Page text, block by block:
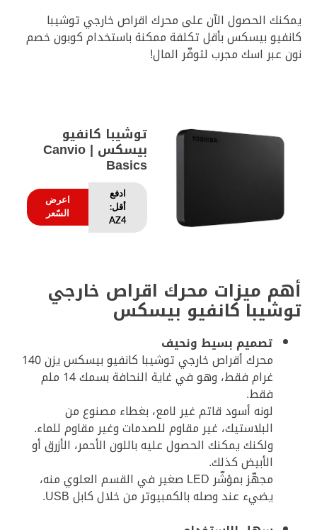
يمكنك الحصول الآن على محرك اقراص خارجي توشيبا
كانفيو بيسكس بأقل تكلفة ممكنة باستخدام كوبون خصم
نون عبر اسك مجرب لتوفّر المال!
توشيبا كانفيو
بيسكس | Canvio
Basics
ادفع
أقل:
AZ4
اعرض
السّعر
أهم ميزات محرك اقراص خارجي
توشيبا كانفيو بيسكس
تصميم بسيط ونحيف
محرك أقراص خارجي توشيبا كانفيو بيسكس يزن 140
غرام فقط، وهو في غاية النحافة بسمك 14 ملم
فقط.
لونه أسود قاتم غير لامع، بغطاء مصنوع من
البلاستيك، غير مقاوم للصدمات وغير مقاوم للماء.
ولكنك يمكنك الحصول عليه باللون الأحمر، الأزرق أو
الأبيض كذلك.
مجهّز بمؤشّر LED صغير في القسم العلوي منه،
يضيء عند وصله بالكمبيوتر من خلال كابل USB.